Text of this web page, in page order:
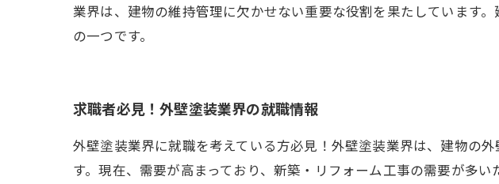
業界は、建物の維持管理に欠かせない重要な役割を果たしています
の一つです。
求職者必見！外壁塗装業界の就職情報
外壁塗装業界に就職を考えている方必見！外壁塗装業界は、建物の
す。現在、需要が高まっており、新築・リフォーム工事の需要が多